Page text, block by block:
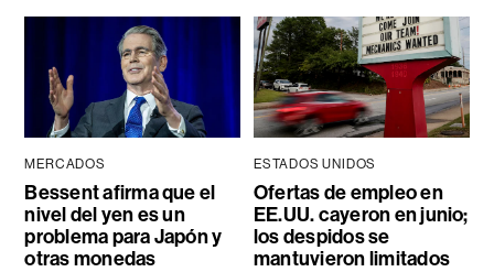
MERCADOS
Bessent afirma que el
nivel del yen es un
problema para Japón y
otras monedas
ESTADOS UNIDOS
Ofertas de empleo en
EE.UU. cayeron en junio;
los despidos se
mantuvieron limitados